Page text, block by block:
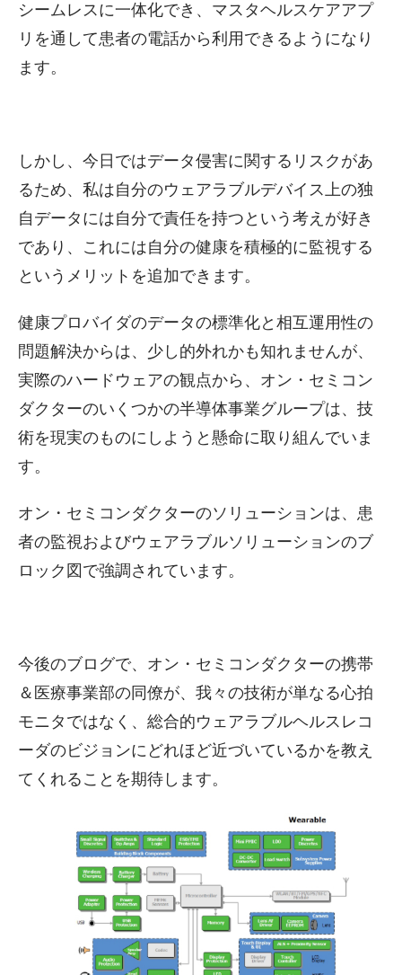
シームレスに一体化でき、マスタヘルスケアアプ
リを通して患者の電話から利用できるようになり
ます。
しかし、今日ではデータ侵害に関するリスクがあ
るため、私は自分のウェアラブルデバイス上の独
自データには自分で責任を持つという考えが好き
であり、これには自分の健康を積極的に監視する
というメリットを追加できます。
健康プロバイダのデータの標準化と相互運用性の
問題解決からは、少し的外れかも知れませんが、
実際のハードウェアの観点から、オン・セミコン
ダクターのいくつかの半導体事業グループは、技
術を現実のものにしようと懸命に取り組んでいま
す。
オン・セミコンダクターのソリューションは、患
者の監視およびウェアラブルソリューションのブ
ロック図で強調されています。
今後のブログで、オン・セミコンダクターの携帯
＆医療事業部の同僚が、我々の技術が単なる心拍
モニタではなく、総合的ウェアラブルヘルスレコ
ーダのビジョンにどれほど近づいているかを教え
てくれることを期待します。